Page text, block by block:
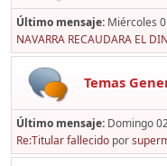
Último mensaje: Miércoles
NAVARRA RECAUDARA EL
Temas
Último mensaje: Domingo
Re:Titular fallecido por